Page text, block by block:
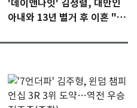
'데이앤나잇' 김정렬, 대만인
아내와 13년 별거 후 이혼 "술